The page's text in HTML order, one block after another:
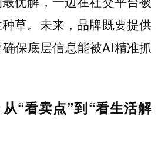
草。未来，品牌既要提供
保底层信息能被AI精准抓
“看卖点”到“看生活解